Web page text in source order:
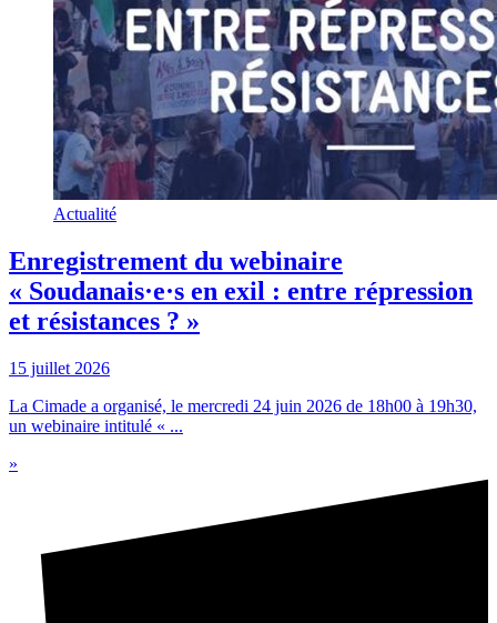
Actualité
Enregistrement du webinaire
« Soudanais·e·s en exil : entre répression
et résistances ? »
15 juillet 2026
La Cimade a organisé, le mercredi 24 juin 2026 de 18h00 à 19h30,
un webinaire intitulé « ...
»